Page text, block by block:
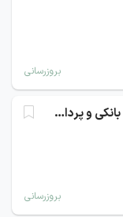
بروزرسانی
نماینده فروش در حوزه خدمات بانکی و پرداخت
بروزرسانی